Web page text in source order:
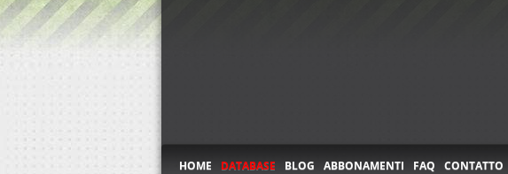
HOME DATABASE BLOG ABBONAMENTI FAQ CONTATTO